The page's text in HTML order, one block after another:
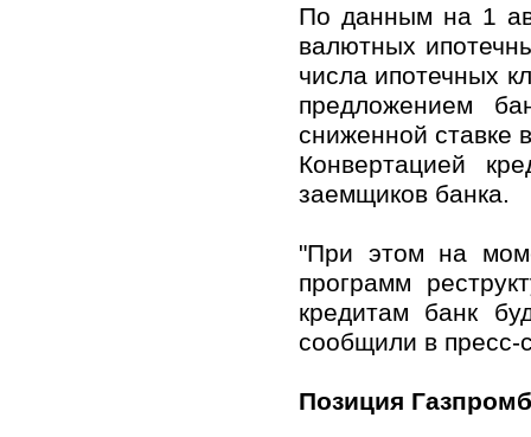
По данным на 1
валютных
числа ипотечных
предложением
сниженной ставке
Конвертацией
заемщиков банка.
"При этом на
программ
кредитам банк
сообщили в
Позиция